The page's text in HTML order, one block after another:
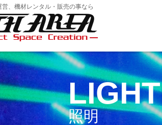
、機材レンタル・販売の事なら
照明